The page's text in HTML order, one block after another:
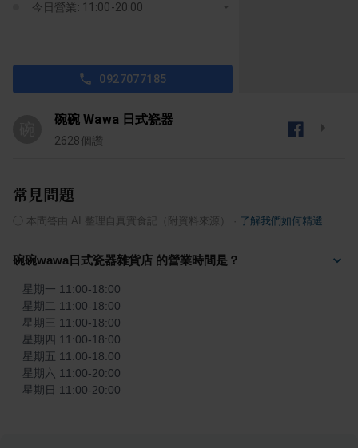
今日營業: 11:00-20:00
0927077185
碗碗 Wawa 日式瓷器
2628個讚
常見問題
本問答由 AI 整理自真實食記（附資料來源） 了解我們如何精選
碗碗wawa日式瓷器雜貨店 的營業時間是？
星期一 11:00-18:00
星期二 11:00-18:00
星期三 11:00-18:00
星期四 11:00-18:00
星期五 11:00-18:00
星期六 11:00-20:00
星期日 11:00-20:00